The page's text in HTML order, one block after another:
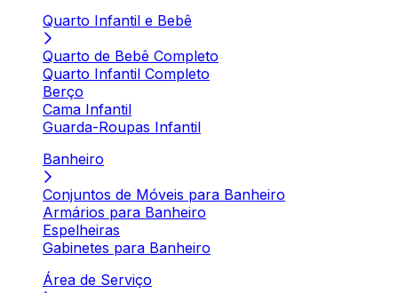
Quarto Infantil e Bebê
Quarto de Bebê Completo
Quarto Infantil Completo
Berço
Cama Infantil
Guarda-Roupas Infantil
Banheiro
Conjuntos de Móveis para Banheiro
Armários para Banheiro
Espelheiras
Gabinetes para Banheiro
Área de Serviço